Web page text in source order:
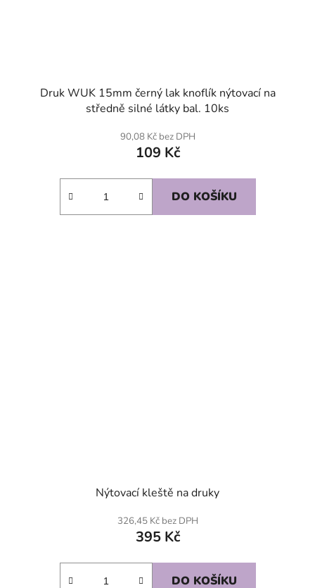
Druk WUK 15mm černý lak knoflík nýtovací na
středně silné látky bal. 10ks
90,08 Kč bez DPH
109 Kč
DO KOŠÍKU
Nýtovací kleště na druky
326,45 Kč bez DPH
395 Kč
DO KOŠÍKU